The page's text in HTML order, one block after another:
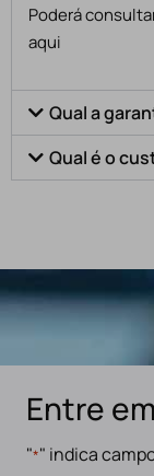
Poderá
aqui
Qual a
Qual é o
Entre
"*" indica